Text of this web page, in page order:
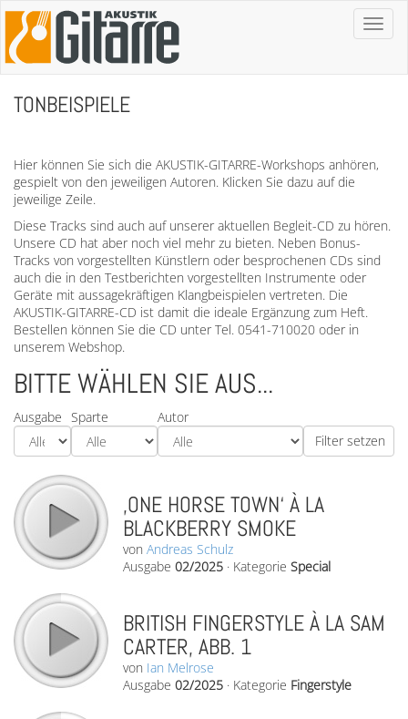
Toggle
TONBEISPIELE
Hier können Sie sich die AKUSTIK-GITARRE-Workshops anhören,
gespielt von den jeweiligen Autoren. Klicken Sie dazu auf die
jeweilige Zeile.
Diese Tracks sind auch auf unserer aktuellen Begleit-CD zu hören.
Unsere CD hat aber noch viel mehr zu bieten. Neben Bonus-
Tracks von vorgestellten Künstlern oder besprochenen CDs sind
auch die in den Testberichten vorgestellten Instrumente oder
Geräte mit aussagekräftigen Klangbeispielen vertreten. Die
AKUSTIK-GITARRE-CD ist damit die ideale Ergänzung zum Heft.
Bestellen können Sie die CD unter Tel. 0541-710020 oder in
unserem Webshop.
BITTE WÄHLEN SIE AUS...
Ausgabe Sparte Autor
‚ONE HORSE TOWN‘ À LA
BLACKBERRY SMOKE
von Andreas Schulz
Ausgabe 02/2025 · Kategorie Special
BRITISH FINGERSTYLE À LA SAM
CARTER, ABB. 1
von Ian Melrose
Ausgabe 02/2025 · Kategorie Fingerstyle